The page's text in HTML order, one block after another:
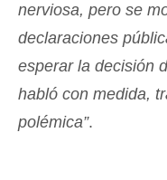
nerviosa, pero se
declaraciones
esperar la decisión
habló con medida,
polémica”.